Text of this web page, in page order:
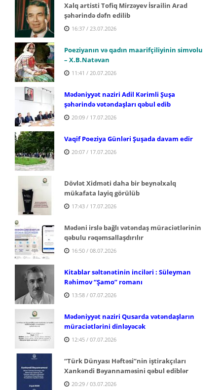
Xalq artisti Tofiq Mirzəyev İsrailin Arad
şəhərində dəfn edilib
16:37 / 23.07.2026
Poeziyanın və qadın maarifçiliyinin simvolu
– X.B.Natəvan
11:41 / 20.07.2026
Mədəniyyət naziri Adil Kərimli Şuşa
şəhərində vətəndaşları qəbul edib
20:09 / 17.07.2026
Vaqif Poeziya Günləri Şuşada davam edir
20:07 / 17.07.2026
Dövlət Xidməti daha bir beynəlxalq
mükafata layiq görülüb
17:43 / 17.07.2026
Mədəni irslə bağlı vətəndaş müraciətlərinin
qəbulu rəqəmsallaşdırılır
16:50 / 08.07.2026
Kitablar səltənətinin inciləri : Süleyman
Rəhimov“Şamo” romanı
13:58 / 07.07.2026
Mədəniyyət naziri Qusarda vətəndaşların
müraciətlərini dinləyəcək
12:45 / 07.07.2026
“Türk Dünyası Həftəsi”nin iştirakçıları
Xankəndi Bəyannaməsini qəbul ediblər
20:29 / 03.07.2026